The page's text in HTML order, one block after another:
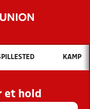
vil du søge efter?
OG NYHEDER
KLUBBER OG
KAMP
et hold